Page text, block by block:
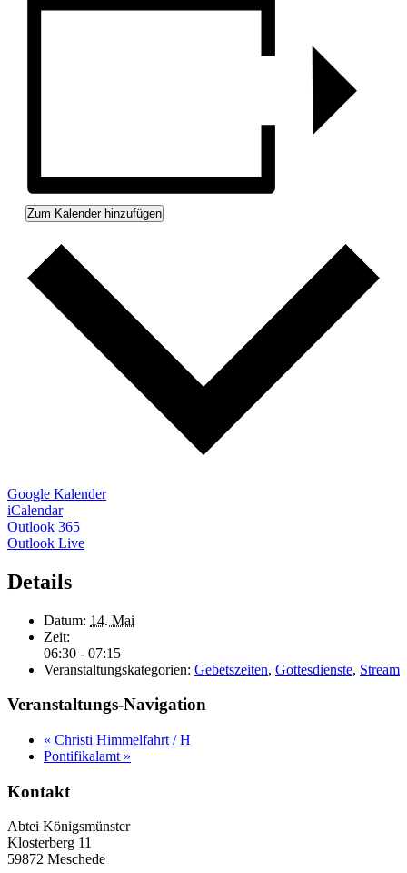
Zum Kalender hinzufügen
Google Kalender
iCalendar
Outlook 365
Outlook Live
Details
Datum: 14. Mai
Zeit:
06:30 - 07:15
Veranstaltungskategorien: Gebetszeiten, Gottesdienste, Stream
Veranstaltungs-Navigation
« Christi Himmelfahrt / H
Pontifikalamt »
Kontakt
Abtei Königsmünster
Klosterberg 11
59872 Meschede